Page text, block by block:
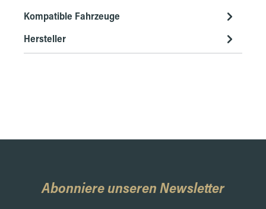
Kompatible Fahrzeuge
Hersteller
Abonniere unseren Newsletter